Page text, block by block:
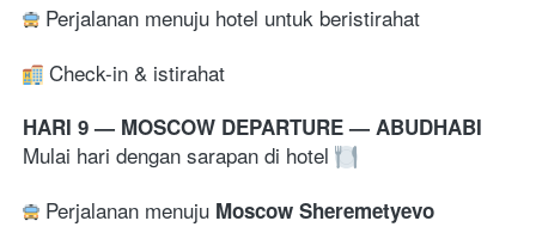
Perjalanan menuju hotel untuk beristirahat
Check-in & istirahat
HARI 9 — MOSCOW DEPARTURE — ABUDHABI
Mulai hari dengan sarapan di hotel
Perjalanan menuju Moscow Sheremetyevo